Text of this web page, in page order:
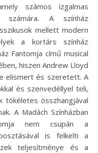
számos izgalmas
A színház
mellett modern
a kortárs színház
Fantomja című musical
hiszen Andrew Lloyd
elismert és szeretett. A
és szenvedéllyel teli,
tökéletes összhangjával
A Madách Színházban
nem csupán a
is felkelti a
teljesítménye és a